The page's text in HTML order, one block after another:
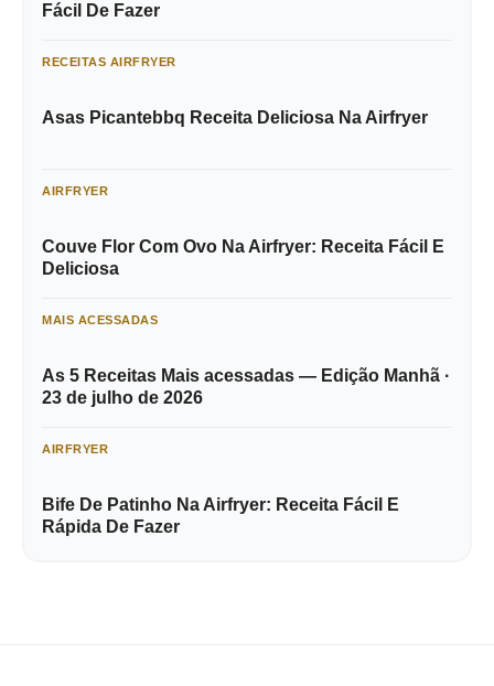
Fácil De Fazer
RECEITAS AIRFRYER
Asas Picantebbq Receita Deliciosa Na Airfryer
AIRFRYER
Couve Flor Com Ovo Na Airfryer: Receita Fácil E
Deliciosa
MAIS ACESSADAS
As 5 Receitas Mais acessadas — Edição Manhã ·
23 de julho de 2026
AIRFRYER
Bife De Patinho Na Airfryer: Receita Fácil E
Rápida De Fazer